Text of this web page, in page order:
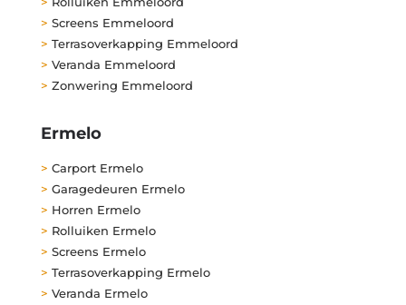
> Screens Emmeloord
> Terrasoverkapping Emmeloord
> Veranda Emmeloord
> Zonwering Emmeloord
Ermelo
> Carport Ermelo
> Garagedeuren Ermelo
> Horren Ermelo
> Rolluiken Ermelo
> Screens Ermelo
> Terrasoverkapping Ermelo
> Veranda Ermelo